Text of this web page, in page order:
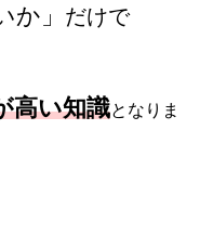
か」 だけで
高い知識となりま